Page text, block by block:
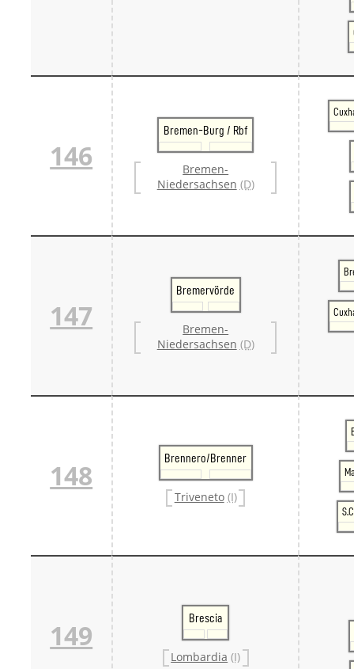
146
Bremen-Burg / Rbf
Bremen-
Niedersachsen (D)
147
Bremervörde
Bremen-
Niedersachsen (D)
148
Brennero/Brenner
Triveneto (I)
149
Brescia
Lombardia (I)